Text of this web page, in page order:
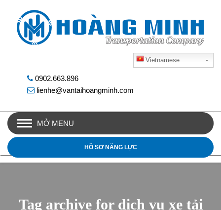
Vietnamese
0902.663.896
lienhe@vantaihoangminh.com
MỞ MENU
HỒ SƠ NĂNG LỰC
Tag archive for dịch vụ xe tải